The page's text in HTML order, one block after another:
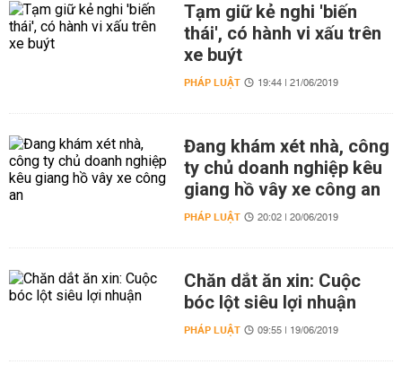
Tạm giữ kẻ nghi 'biến
thái', có hành vi xấu trên
xe buýt
PHÁP LUẬT 19:44 | 21/06/2019
Đang khám xét nhà, công
ty chủ doanh nghiệp kêu
giang hồ vây xe công an
PHÁP LUẬT 20:02 | 20/06/2019
Chăn dắt ăn xin: Cuộc
bóc lột siêu lợi nhuận
PHÁP LUẬT 09:55 | 19/06/2019